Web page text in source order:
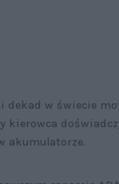
dekad w świecie
kierowca
akumulatorze.